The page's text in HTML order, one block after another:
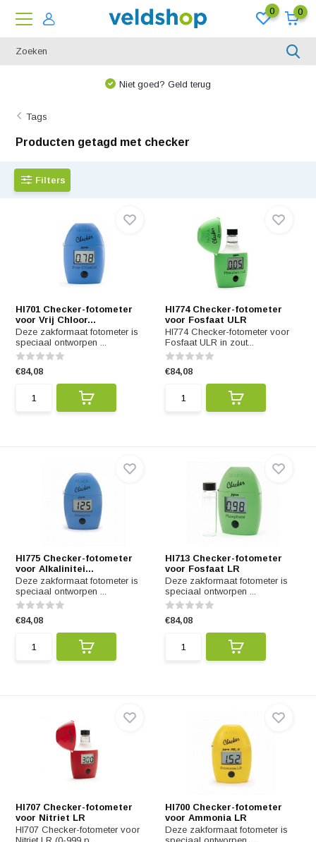
0 0
We denken graag met u mee!
Tags
Producten getagd met checker
Filters
HI701 Checker-fotometer
voor Vrij Chloor...
Deze zakformaat fotometer is
speciaal ontworpen ...
€84,08
HI774 Checker-fotometer
voor Fosfaat ULR
HI774 Checker-fotometer voor
Fosfaat ULR in zout...
€84,08
HI775 Checker-fotometer
voor Alkalinitei...
Deze zakformaat fotometer is
speciaal ontworpen ...
€84,08
HI713 Checker-fotometer
voor Fosfaat LR
Deze zakformaat fotometer is
speciaal ontworpen ...
€84,08
HI707 Checker-fotometer
voor Nitriet LR
HI707 Checker-fotometer voor
HI700 Checker-fotometer
voor Ammonia LR
Deze zakformaat fotometer is